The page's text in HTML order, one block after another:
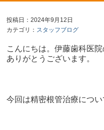
投稿日：2024年9月12日
カテゴリ： スタッフブログ
こんにちは。伊藤歯科医
ありがとうございます。
今回は精密根管治療につい